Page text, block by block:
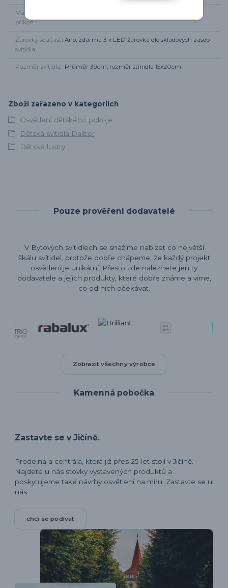
Maximální
příkon
Žárovky součástí
svítidla
Ano, zdarma 3 x LED žárovka dle skladových zásob
Rozměr svítidla Průměr 39cm, rozměr stínidla 15x20cm
Zboží zařazeno v kategoriích
Osvětlení dětského pokoje
Dětská svítidla Dalber
Dětské lustry
Pouze prověření dodavatelé
V Bytových svítidlech se snažíme nabízet co největší
škálu svítidel, protože dobře chápeme, že každý projekt
osvětlení je unikátní. Přesto zde naleznete jen ty
dodavatele a jejich produkty, které dobře známe a víme,
co od nich očekávat.
Zobrazit všechny výrobce
Kamenná pobočka
Zastavte se v Jičíně.
Prodejna a centrála, která již přes 25 let stojí v Jičíně.
Najdete u nás stovky vystavených produktů a
poskytujeme také návrhy osvětlení na míru. Zastavte se u
nás.
chci se podívat